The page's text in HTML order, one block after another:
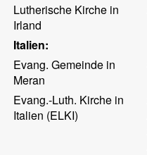
Lutherische Kirche in
Irland
Italien:
Evang. Gemeinde in
Meran
Evang.-Luth. Kirche in
Italien (ELKI)